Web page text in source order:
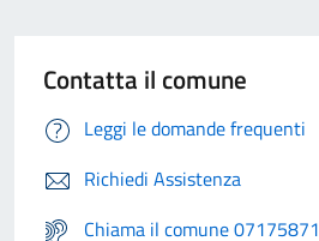
Contatta il comune
Leggi le domande frequenti
Richiedi Assistenza
Chiama il comune 07175871